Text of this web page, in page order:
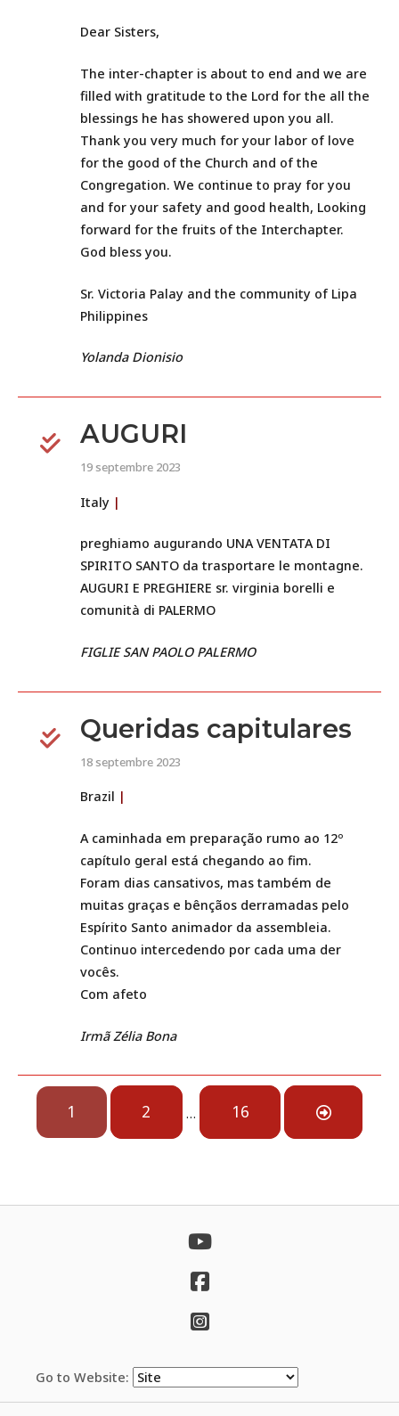
Dear Sisters,
The inter-chapter is about to end and we are
filled with gratitude to the Lord for the all the
blessings he has showered upon you all.
Thank you very much for your labor of love
for the good of the Church and of the
Congregation. We continue to pray for you
and for your safety and good health, Looking
forward for the fruits of the Interchapter.
God bless you.
Sr. Victoria Palay and the community of Lipa
Philippines
Yolanda Dionisio
AUGURI
19 septembre 2023
Italy |
preghiamo augurando UNA VENTATA DI
SPIRITO SANTO da trasportare le montagne.
AUGURI E PREGHIERE sr. virginia borelli e
comunità di PALERMO
FIGLIE SAN PAOLO PALERMO
Queridas capitulares
18 septembre 2023
Brazil |
A caminhada em preparação rumo ao 12º
capítulo geral está chegando ao fim.
Foram dias cansativos, mas também de
muitas graças e bênçãos derramadas pelo
Espírito Santo animador da assembleia.
Continuo intercedendo por cada uma der
vocês.
Com afeto
Irmã Zélia Bona
Posts
Navigation
1 2 … 16
Go to Website: